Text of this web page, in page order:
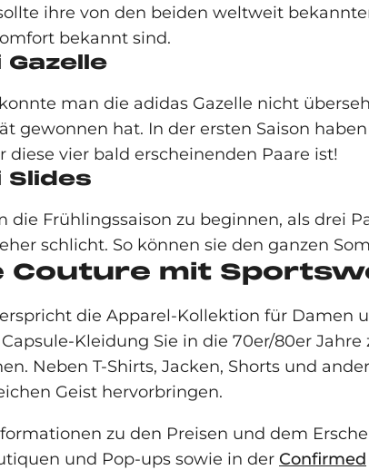
ihre von den beiden weltweit
bekannt sind.
man die adidas Gazelle nicht
gewonnen hat. In der ersten Saison
diese vier bald erscheinenden Paare ist!
Slides
die Frühlingssaison zu beginnen, als drei
schlicht. So können sie den ganzen
Couture mit
die Apparel-Kollektion für
Kleidung Sie in die 70er/80er
Neben T-Shirts, Jacken, Shorts und
Geist hervorbringen.
zu den Preisen und dem
und Pop-ups sowie in der Confirmed